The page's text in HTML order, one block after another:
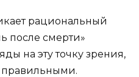
рациональный
после смерти»
на эту точку зрения,
правильными.